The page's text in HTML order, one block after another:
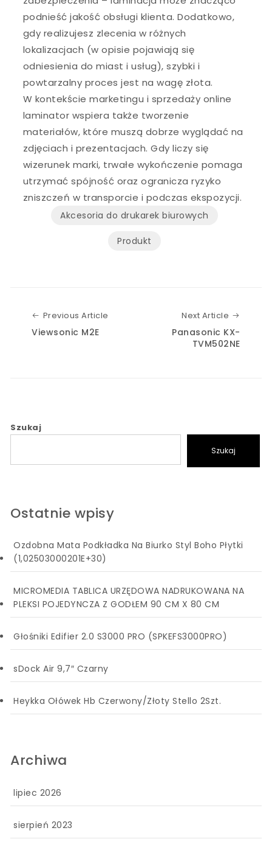
podnieść jakość obsługi klienta. Dodatkowo,
gdy realizujesz zlecenia w różnych
lokalizacjach (w opisie pojawiają się
odniesienia do miast i usług), szybki i
powtarzalny proces jest na wagę złota.
W kontekście marketingu i sprzedaży online
laminator wspiera także tworzenie
materiałów, które muszą dobrze wyglądać na
zdjęciach i prezentacjach. Gdy liczy się
wizerunek marki, trwałe wykończenie pomaga
utrzymać spójność oraz ogranicza ryzyko
zniszczeń w transporcie i podczas ekspozycji.
Akcesoria do drukarek biurowych
Produkt
Previous Article
Viewsonic M2E
Next Article
Panasonic KX-
TVM502NE
Szukaj
Szukaj
Ostatnie wpisy
Ozdobna Mata Podkładka Na Biurko Styl Boho Płytki
(1,02503000201E+30)
MICROMEDIA TABLICA URZĘDOWA NADRUKOWANA NA
PLEKSI POJEDYNCZA Z GODŁEM 90 CM X 80 CM
Głośniki Edifier 2.0 S3000 PRO (SPKEFS3000PRO)
sDock Air 9,7″ Czarny
Heykka Ołówek Hb Czerwony/Złoty Stello 2Szt.
Archiwa
lipiec 2026
sierpień 2023